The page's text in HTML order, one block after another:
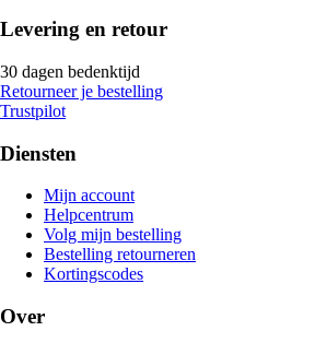
Levering en retour
30 dagen bedenktijd
Retourneer je bestelling
Trustpilot
Diensten
Mijn account
Helpcentrum
Volg mijn bestelling
Bestelling retourneren
Kortingscodes
Over